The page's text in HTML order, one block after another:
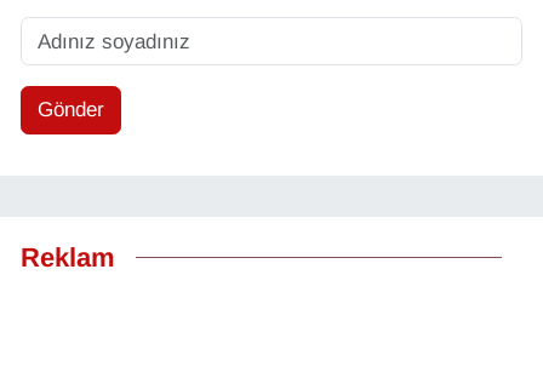
Gönder
Reklam